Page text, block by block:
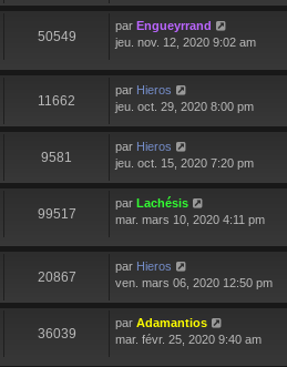
50549
par Engueyrrand
jeu. nov. 12, 2020 9:02 am
11662
par Hieros
jeu. oct. 29, 2020 8:00 pm
9581
par Hieros
jeu. oct. 15, 2020 7:20 pm
99517
par Lachésis
mar. mars 10, 2020 4:11 pm
20867
par Hieros
ven. mars 06, 2020 12:50 pm
36039
par Adamantios
mar. févr. 25, 2020 9:40 am